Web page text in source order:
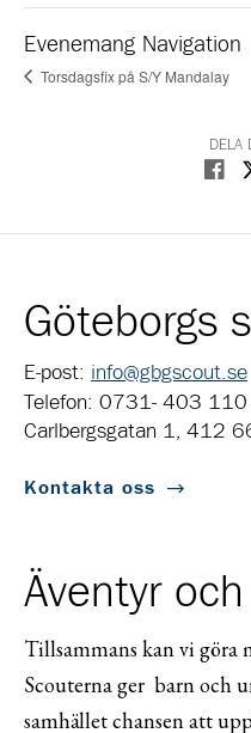
Evenemang Navigation
Torsdagsfix på S/Y Mandalay
DELA
Dela
Göteborgs
E-post: info@gbgscout.se
Telefon: 0731- 403
Carlbergsgatan 1, 412
Kontakta oss
Äventyr
Tillsammans kan vi göra
Scouterna ger barn och
samhället chansen att